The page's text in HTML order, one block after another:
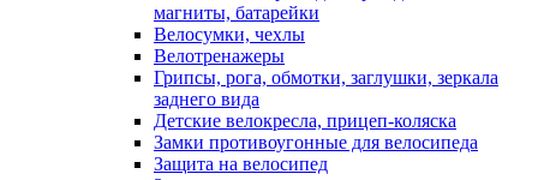
магниты, батарейки
Велосумки, чехлы
Велотренажеры
Грипсы, рога, обмотки, заглушки, зеркала
заднего вида
Детские велокресла, прицеп-коляска
Замки противоугонные для велосипеда
Защита на велосипед